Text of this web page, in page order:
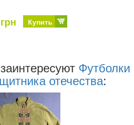
Купить
Футболки
отечества: